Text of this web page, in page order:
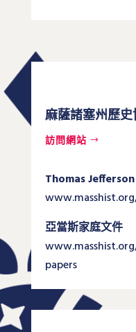
麻薩諸塞州歷史
訪問網站
Thomas
亞當斯家庭文件
papers